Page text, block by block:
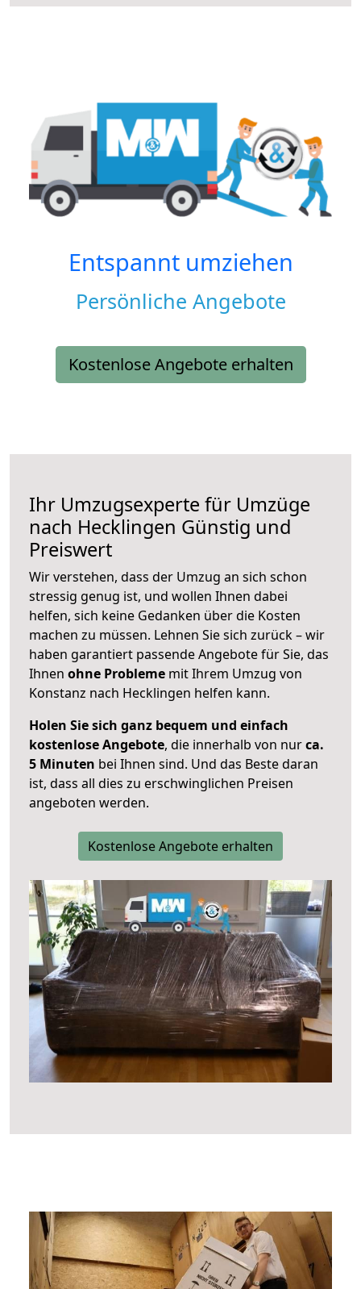
Entspannt umziehen
Persönliche Angebote
Kostenlose Angebote erhalten
Ihr Umzugsexperte für Umzüge
nach Hecklingen Günstig und
Preiswert
Wir verstehen, dass der Umzug an sich schon
stressig genug ist, und wollen Ihnen dabei
helfen, sich keine Gedanken über die Kosten
machen zu müssen. Lehnen Sie sich zurück – wir
haben garantiert passende Angebote für Sie, das
Ihnen ohne Probleme mit Ihrem Umzug von
Konstanz nach Hecklingen helfen kann.
Holen Sie sich ganz bequem und einfach
kostenlose Angebote, die innerhalb von nurca.
5 Minuten bei Ihnen sind. Und das Beste daran
ist, dass all dies zu erschwinglichen Preisen
angeboten werden.
Kostenlose Angebote erhalten